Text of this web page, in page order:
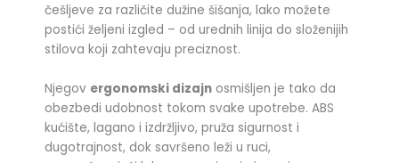
češljeve za različite dužine šišanja, lako možete
postići željeni izgled – od urednih linija do složenijih
stilova koji zahtevaju preciznost.
Njegov ergonomski dizajn osmišljen je tako da
obezbedi udobnost tokom svake upotrebe. ABS
kućište, lagano i izdržljivo, pruža sigurnost i
dugotrajnost, dok savršeno leži u ruci,